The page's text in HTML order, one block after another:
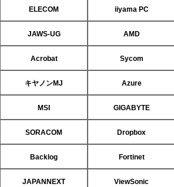
ELECOM iiyama PC
JAWS-UG AMD
Acrobat Sycom
キヤノンMJ Azure
MSI GIGABYTE
SORACOM Dropbox
Backlog Fortinet
JAPANNEXT ViewSonic